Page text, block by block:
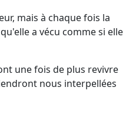
mais à chaque fois la
a vécu comme si elle
une fois de plus revivre
nous interpellées